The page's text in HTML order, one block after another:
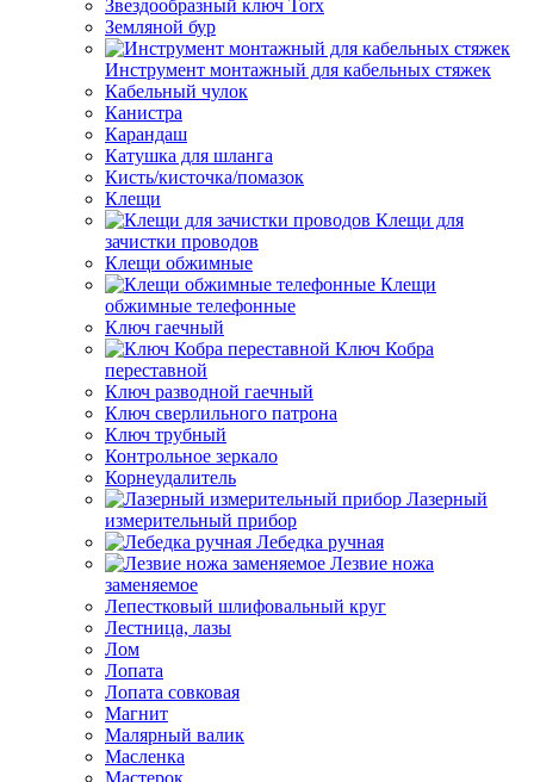
Звездообразный ключ Torx
Земляной бур
Инструмент монтажный для кабельных стяжек
Кабельный чулок
Канистра
Карандаш
Катушка для шланга
Кисть/кисточка/помазок
Клещи
Клещи для
зачистки проводов
Клещи обжимные
Клещи
обжимные телефонные
Ключ гаечный
Ключ Кобра
переставной
Ключ разводной гаечный
Ключ сверлильного патрона
Ключ трубный
Контрольное зеркало
Корнеудалитель
Лазерный
измерительный прибор
Лебедка ручная
Лезвие ножа
заменяемое
Лепестковый шлифовальный круг
Лестница, лазы
Лом
Лопата
Лопата совковая
Магнит
Малярный валик
Масленка
Мастерок